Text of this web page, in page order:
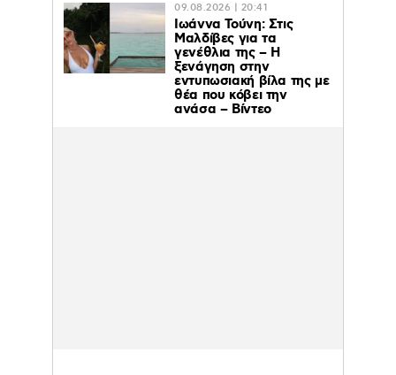
09.08.2026 | 20:41
Ιωάννα Τούνη: Στις
Μαλδίβες για τα
γενέθλια της – H
ξενάγηση στην
εντυπωσιακή βίλα της με
θέα που κόβει την
ανάσα – Βίντεο